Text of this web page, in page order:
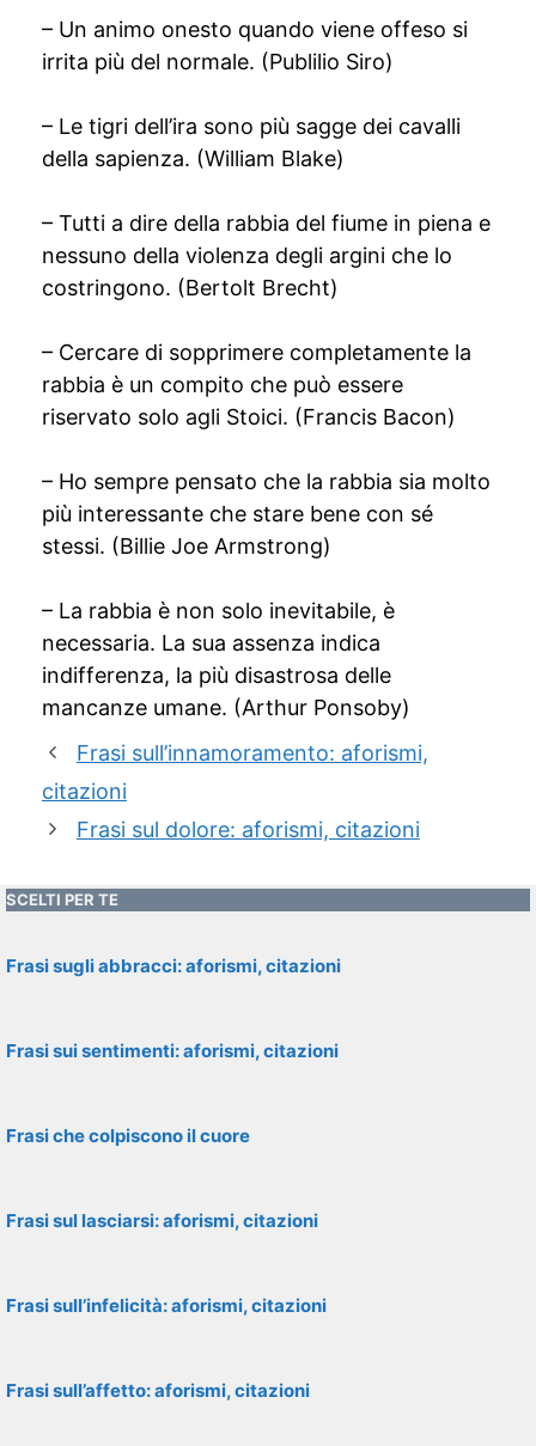
– Un animo onesto quando viene offeso si
irrita più del normale. (Publilio Siro)
– Le tigri dell’ira sono più sagge dei cavalli
della sapienza. (William Blake)
– Tutti a dire della rabbia del fiume in piena e
nessuno della violenza degli argini che lo
costringono. (Bertolt Brecht)
– Cercare di sopprimere completamente la
rabbia è un compito che può essere
riservato solo agli Stoici. (Francis Bacon)
– Ho sempre pensato che la rabbia sia molto
più interessante che stare bene con sé
stessi. (Billie Joe Armstrong)
– La rabbia è non solo inevitabile, è
necessaria. La sua assenza indica
indifferenza, la più disastrosa delle
mancanze umane. (Arthur Ponsoby)
Frasi sull’innamoramento: aforismi,
citazioni
Frasi sul dolore: aforismi, citazioni
SCELTI PER TE
Frasi sugli abbracci: aforismi, citazioni
Frasi sui sentimenti: aforismi, citazioni
Frasi che colpiscono il cuore
Frasi sul lasciarsi: aforismi, citazioni
Frasi sull’infelicità: aforismi, citazioni
Frasi sull’affetto: aforismi, citazioni